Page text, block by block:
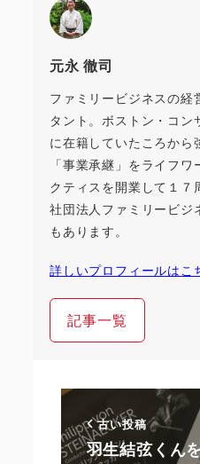
元永 徹司
ファミリービジネスの
タント。ボストン・コ
に在籍していたころから
「事業承継」をライフ
クティスを開業して１
社団法人ファミリービジ
もあります。
詳しいプロフィールはこ
記事一覧
古い投稿
羽生結弦くん